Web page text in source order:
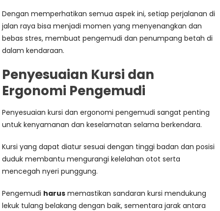
Dengan memperhatikan semua aspek ini, setiap perjalanan di
jalan raya bisa menjadi momen yang menyenangkan dan
bebas stres, membuat pengemudi dan penumpang betah di
dalam kendaraan.
Penyesuaian Kursi dan
Ergonomi Pengemudi
Penyesuaian kursi dan ergonomi pengemudi sangat penting
untuk kenyamanan dan keselamatan selama berkendara.
Kursi yang dapat diatur sesuai dengan tinggi badan dan posisi
duduk membantu mengurangi kelelahan otot serta
mencegah nyeri punggung.
Pengemudi harus memastikan sandaran kursi mendukung
lekuk tulang belakang dengan baik, sementara jarak antara